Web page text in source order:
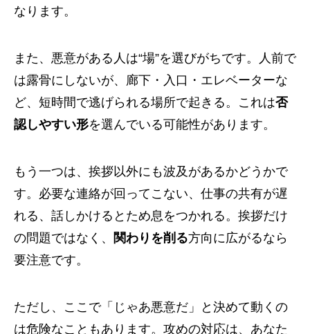
なります。
また、悪意がある人は“場”を選びがちです。人前で
は露骨にしないが、廊下・入口・エレベーターな
ど、短時間で逃げられる場所で起きる。これは否
認しやすい形を選んでいる可能性があります。
もう一つは、挨拶以外にも波及があるかどうかで
す。必要な連絡が回ってこない、仕事の共有が遅
れる、話しかけるとため息をつかれる。挨拶だけ
の問題ではなく、 関わりを削る方向に広がるなら
要注意です。
ただし、ここで「じゃあ悪意だ」と決めて動くの
は危険なこともあります。攻めの対応は、あなた